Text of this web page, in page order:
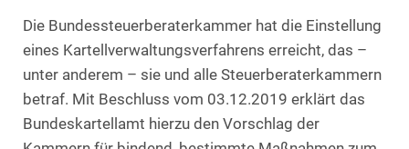
Die Bundessteuerberaterkammer hat die Einstellung
eines Kartellverwaltungsverfahrens erreicht, das –
unter anderem – sie und alle Steuerberaterkammern
betraf. Mit Beschluss vom 03.12.2019 erklärt das
Bundeskartellamt hierzu den Vorschlag der